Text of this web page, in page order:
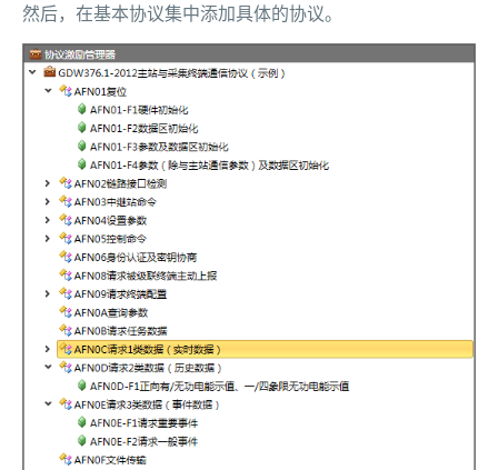
然后，在基本协议集中添加具体的协议。